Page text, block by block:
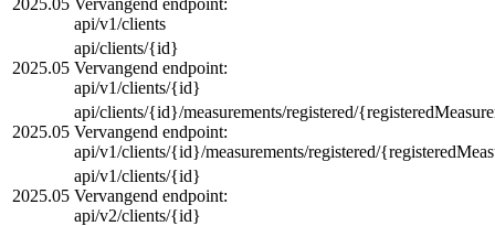
api/v1/clients
2025.05
api/clients/{id}
Vervangend endpoint:
api/v1/clients/{id}
2025.05
api/clients/{id}/measurements/registered/
Vervangend endpoint:
api/v1/clients/{id}/measurements/registered/
2025.05
api/v1/clients/{id}
Vervangend endpoint:
api/v2/clients/{id}